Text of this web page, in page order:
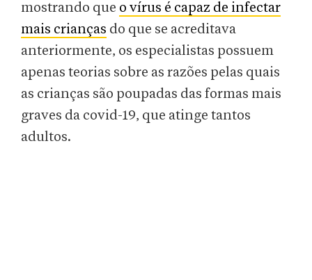
mostrando que o vírus é capaz de infectar
mais crianças do que se acreditava
anteriormente, os especialistas possuem
apenas teorias sobre as razões pelas quais
as crianças são poupadas das formas mais
graves da covid-19, que atinge tantos
adultos.